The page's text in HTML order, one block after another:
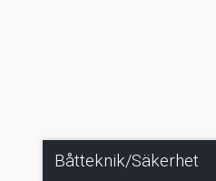
Båtteknik/Säkerhet